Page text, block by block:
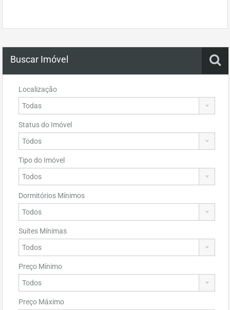
Buscar Imóvel
Localização
Status do Imóvel
Tipo do Imóvel
Dormitórios Mínimos
Suítes Mínimas
Preço Mínimo
Preço Máximo